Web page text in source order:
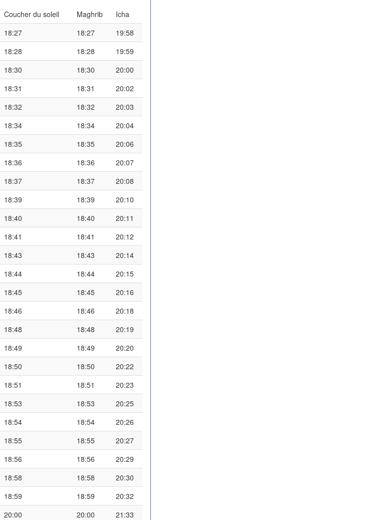
Coucher du soleil Maghrib
Icha
18:27 18:27
19:58
18:28 18:28
19:59
18:30 18:30
20:00
18:31 18:31
20:02
18:32 18:32
20:03
18:34 18:34
20:04
18:35 18:35
20:06
18:36 18:36
20:07
18:37 18:37
20:08
18:39 18:39
20:10
18:40 18:40
20:11
18:41 18:41
20:12
18:43 18:43
20:14
18:44 18:44
20:15
18:45 18:45
20:16
18:46 18:46
20:18
18:48 18:48
20:19
18:49 18:49
20:20
18:50 18:50
20:22
18:51 18:51
20:23
18:53 18:53
20:25
18:54 18:54
20:26
18:55 18:55
20:27
18:56 18:56
20:29
18:58 18:58
20:30
18:59 18:59
20:32
20:00 20:00
21:33